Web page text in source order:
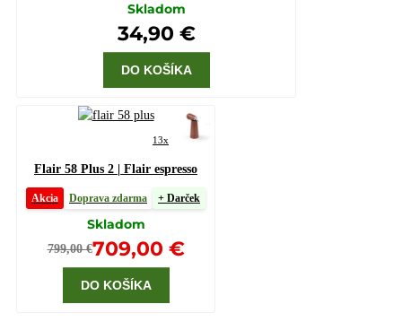
Skladom
34,90 €
DO KOŠÍKA
13x
Flair 58 Plus 2 | Flair espresso
Akcia Doprava zdarma + Darček
Skladom
799,00 €709,00 €
DO KOŠÍKA